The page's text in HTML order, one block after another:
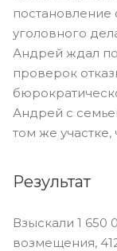
постановление
уголовного
Андрей ждал
проверок
Андрей с
том же
Результат
Взыскали 1 650
возмещения,